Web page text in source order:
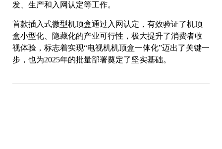
发、生产和入网认定等工作。
首款插入式微型机顶盒通过入网认定，有效验证了机顶
盒小型化、隐藏化的产业可行性，极大提升了消费者收
视体验，标志着实现“电视机机顶盒一体化”迈出了关键一
步，也为2025年的批量部署奠定了坚实基础。